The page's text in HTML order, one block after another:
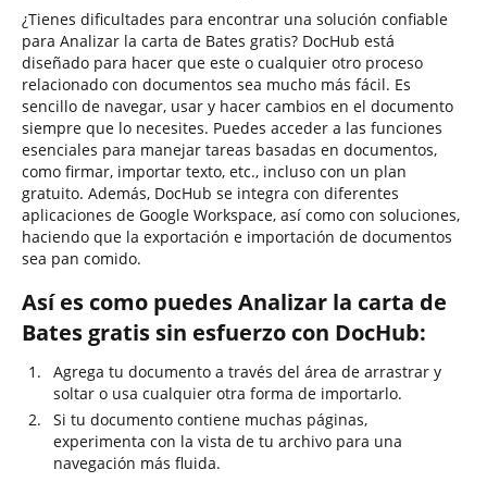
¿Tienes dificultades para encontrar una solución confiable
para Analizar la carta de Bates gratis? DocHub está
diseñado para hacer que este o cualquier otro proceso
relacionado con documentos sea mucho más fácil. Es
sencillo de navegar, usar y hacer cambios en el documento
siempre que lo necesites. Puedes acceder a las funciones
esenciales para manejar tareas basadas en documentos,
como firmar, importar texto, etc., incluso con un plan
gratuito. Además, DocHub se integra con diferentes
aplicaciones de Google Workspace, así como con soluciones,
haciendo que la exportación e importación de documentos
sea pan comido.
Así es como puedes Analizar la carta de
Bates gratis sin esfuerzo con DocHub:
Agrega tu documento a través del área de arrastrar y
soltar o usa cualquier otra forma de importarlo.
Si tu documento contiene muchas páginas,
experimenta con la vista de tu archivo para una
navegación más fluida.